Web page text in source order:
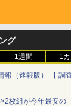
グ
1週間 1カ
報（速報版） 【 調
枚組が今年最安の